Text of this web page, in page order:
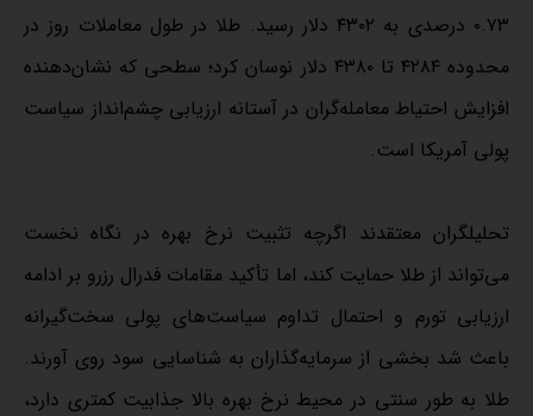
۰.۷۳ درصدی به ۴۳۰۲ دلار رسید. طلا در طول معاملات روز در
محدوده ۴۲۸۴ تا ۴۳۸۰ دلار نوسان کرد؛ سطحی که نشان‌دهنده
افزایش احتیاط معامله‌گران در آستانه ارزیابی چشم‌انداز سیاست
پولی آمریکا است.
تحلیلگران معتقدند اگرچه تثبیت نرخ بهره در نگاه نخست
می‌تواند از طلا حمایت کند، اما تأکید مقامات فدرال رزرو بر ادامه
ارزیابی تورم و احتمال تداوم سیاست‌های پولی سخت‌گیرانه
باعث شد بخشی از سرمایه‌گذاران به شناسایی سود روی آورند.
طلا به طور سنتی در محیط نرخ بهره بالا جذابیت کمتری دارد،